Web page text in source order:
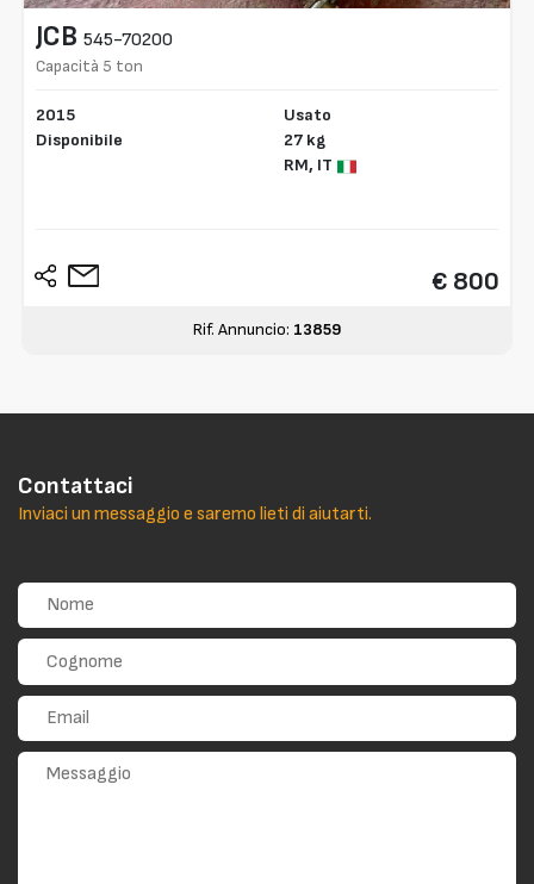
JCB 545-70200
Capacità 5 ton
2015
Disponibile
Usato
27 kg
RM, IT
€ 800
Rif. Annuncio: 13859
Contattaci
Inviaci un messaggio e saremo lieti di aiutarti.